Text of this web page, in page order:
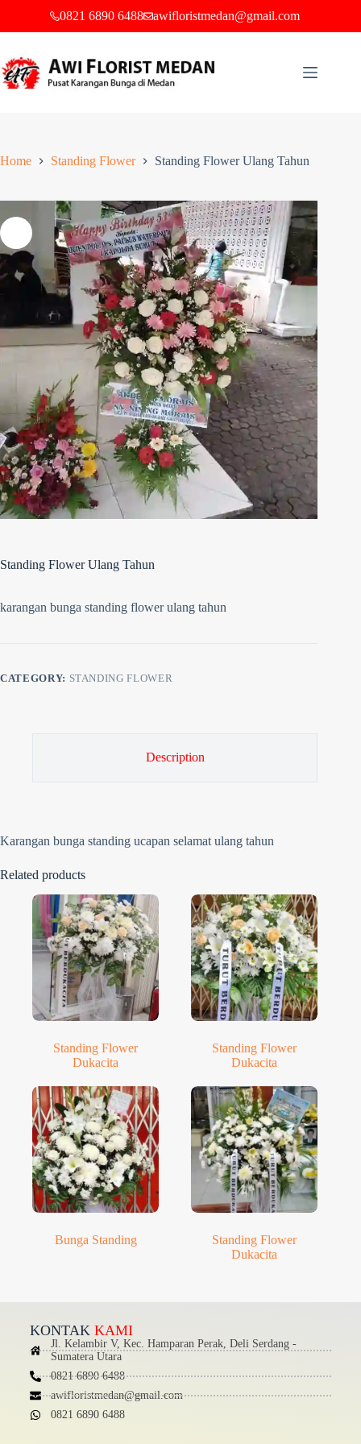
0821 6890 6488 awifloristmedan@gmail.com
Home Standing Flower Standing Flower Ulang Tahun
Standing Flower Ulang Tahun
karangan bunga standing flower ulang tahun
CATEGORY: STANDING FLOWER
Description
Karangan bunga standing ucapan selamat ulang tahun
Related products
Standing Flower
Dukacita
Standing Flower
Dukacita
Bunga Standing
Standing Flower
Dukacita
KONTAK KAMI
Jl. Kelambir V, Kec. Hamparan Perak, Deli Serdang -
Sumatera Utara
0821 6890 6488
awifloristmedan@gmail.com
0821 6890 6488